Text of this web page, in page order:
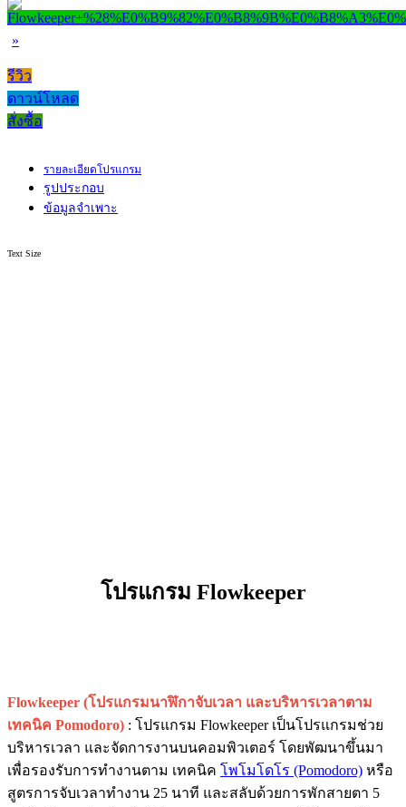
»
รีวิว
ดาวน์โหลด
สั่งซื้อ
รายละเอียดโปรแกรม
รูปประกอบ
ข้อมูลจำเพาะ
Text Size
โปรแกรม Flowkeeper
Flowkeeper (โปรแกรมนาฬิกาจับเวลา และบริหารเวลาตาม
เทคนิค Pomodoro) : โปรแกรม Flowkeeper เป็นโปรแกรมช่วย
บริหารเวลา และจัดการงานบนคอมพิวเตอร์ โดยพัฒนาขึ้นมา
เพื่อรองรับการทำงานตาม เทคนิค โพโมโดโร (Pomodoro) หรือ
สูตรการจับเวลาทำงาน 25 นาที และสลับด้วยการพักสายตา 5